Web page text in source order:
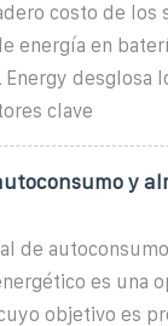
costo de los
energía en
Energy desglosa
clave
y
de
es una
objetivo es